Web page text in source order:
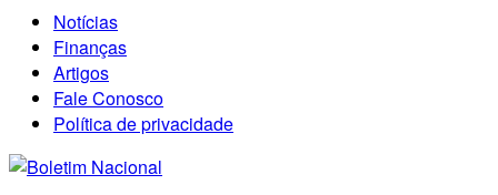
Notícias
Finanças
Artigos
Fale Conosco
Política de privacidade